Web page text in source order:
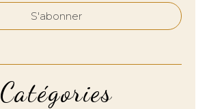
Catégories